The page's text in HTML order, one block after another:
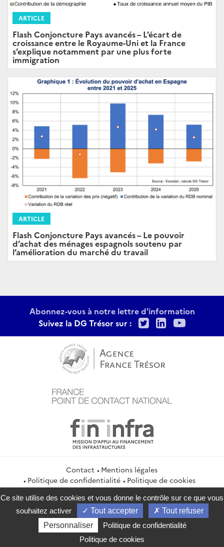
ARTICLE
Flash Conjoncture Pays avancés – L’écart de
croissance entre le Royaume-Uni et la France
s’explique notamment par une plus forte
immigration
ARTICLE
Flash Conjoncture Pays avancés – Le pouvoir
d’achat des ménages espagnols soutenu par
l’amélioration du marché du travail
Abonnez-vous à notre lettre d'information
Suivez la DG Trésor sur :
TwitterLinkedIn
Contact
Mentions légales
Politique de confidentialité
Politique de cookies
Gestion des cookies
Flux RSS
service-public.gouv.fr
legifrance.gouv.fr
info.gouv.fr
data.gouv.fr
2026 Direction générale du Trésor
Ce site utilise des cookies et vous donne le contrôle sur ce que vous
souhaitez activer
Tout accepter
Tout refuser
Personnaliser
Politique de confidentialité
Politique de cookies